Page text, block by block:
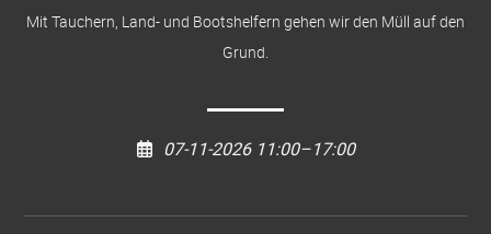
Mit Tauchern, Land- und Bootshelfern gehen wir den Müll auf den
Grund.
07-11-2026 11:00–17:00